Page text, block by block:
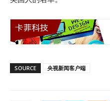
SOURCE 央视新闻客户端